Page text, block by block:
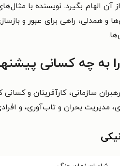
آن الهام بگیرد. نویسنده با
و همدلی، راهی برای عبور و
به چه کسانی
سازمانی، کارآفرینان و
مدیریت بحران و تاب‌آوری، و